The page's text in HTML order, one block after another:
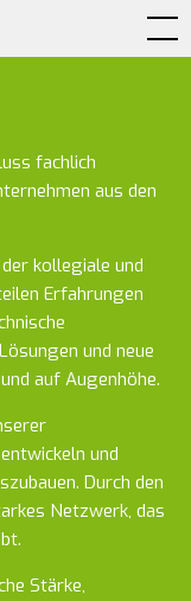
fachlich
aus den
kollegiale und
Erfahrungen
und neue
auf Augenhöhe.
und
Durch den
Netzwerk, das
Stärke,